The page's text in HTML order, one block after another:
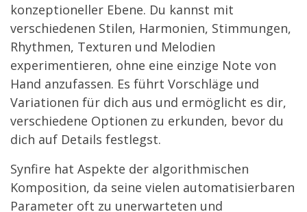
konzeptioneller Ebene. Du kannst mit
verschiedenen Stilen, Harmonien, Stimmungen,
Rhythmen, Texturen und Melodien
experimentieren, ohne eine einzige Note von
Hand anzufassen. Es führt Vorschläge und
Variationen für dich aus und ermöglicht es dir,
verschiedene Optionen zu erkunden, bevor du
dich auf Details festlegst.
Synfire hat Aspekte der algorithmischen
Komposition, da seine vielen automatisierbaren
Parameter oft zu unerwarteten und